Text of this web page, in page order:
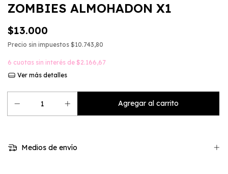
ZOMBIES ALMOHADON X1
$13.000
Precio sin impuestos $10.743,80
6 cuotas sin interés de $2.166,67
Ver más detalles
Medios de envío